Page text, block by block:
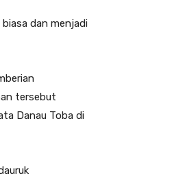
dan menjadi
tersebut
Danau Toba di